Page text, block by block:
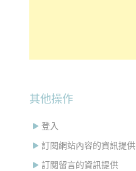
其他操作
登入
訂閱網站內容的資訊提供
訂閱留言的資訊提供